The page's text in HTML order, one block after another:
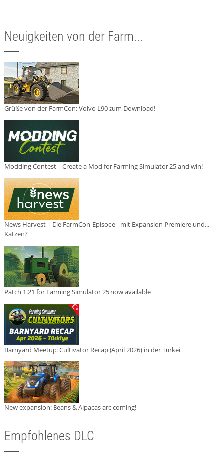
Neuigkeiten von der Farm...
Grüße von der FarmCon: Volvo L90 zum Download!
Modding Contest | Create a Mod for Farming Simulator 25 and win!
News Harvest | Die FarmCon-Episode - mit Expansion-Premiere und...
Katzen?
Patch 1.21 for Farming Simulator 25 now available
Barnyard Meetup: Cultivator Recap (April 2026) in der Türkei
New expansion: Beans & Alpacas are coming!
Empfohlenes DLC